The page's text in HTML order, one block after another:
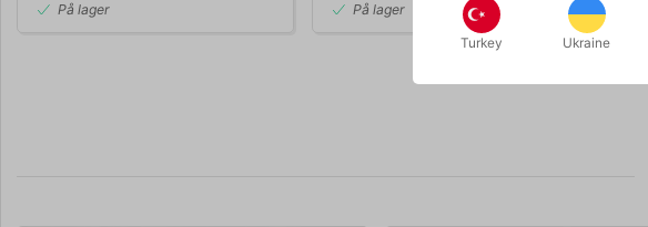
På lager På lager
Turkey Ukraine